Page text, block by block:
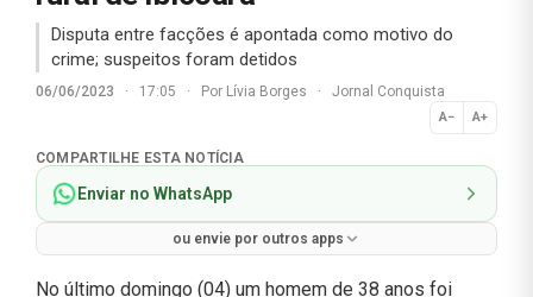
Disputa entre facções é apontada como motivo do
crime; suspeitos foram detidos
06/06/2023 · 17:05 · Por Lívia Borges · Jornal Conquista
A− A+
Normal
COMPARTILHE ESTA NOTÍCIA
Enviar no WhatsApp
ou envie por outros apps
No último domingo (04) um homem de 38 anos foi